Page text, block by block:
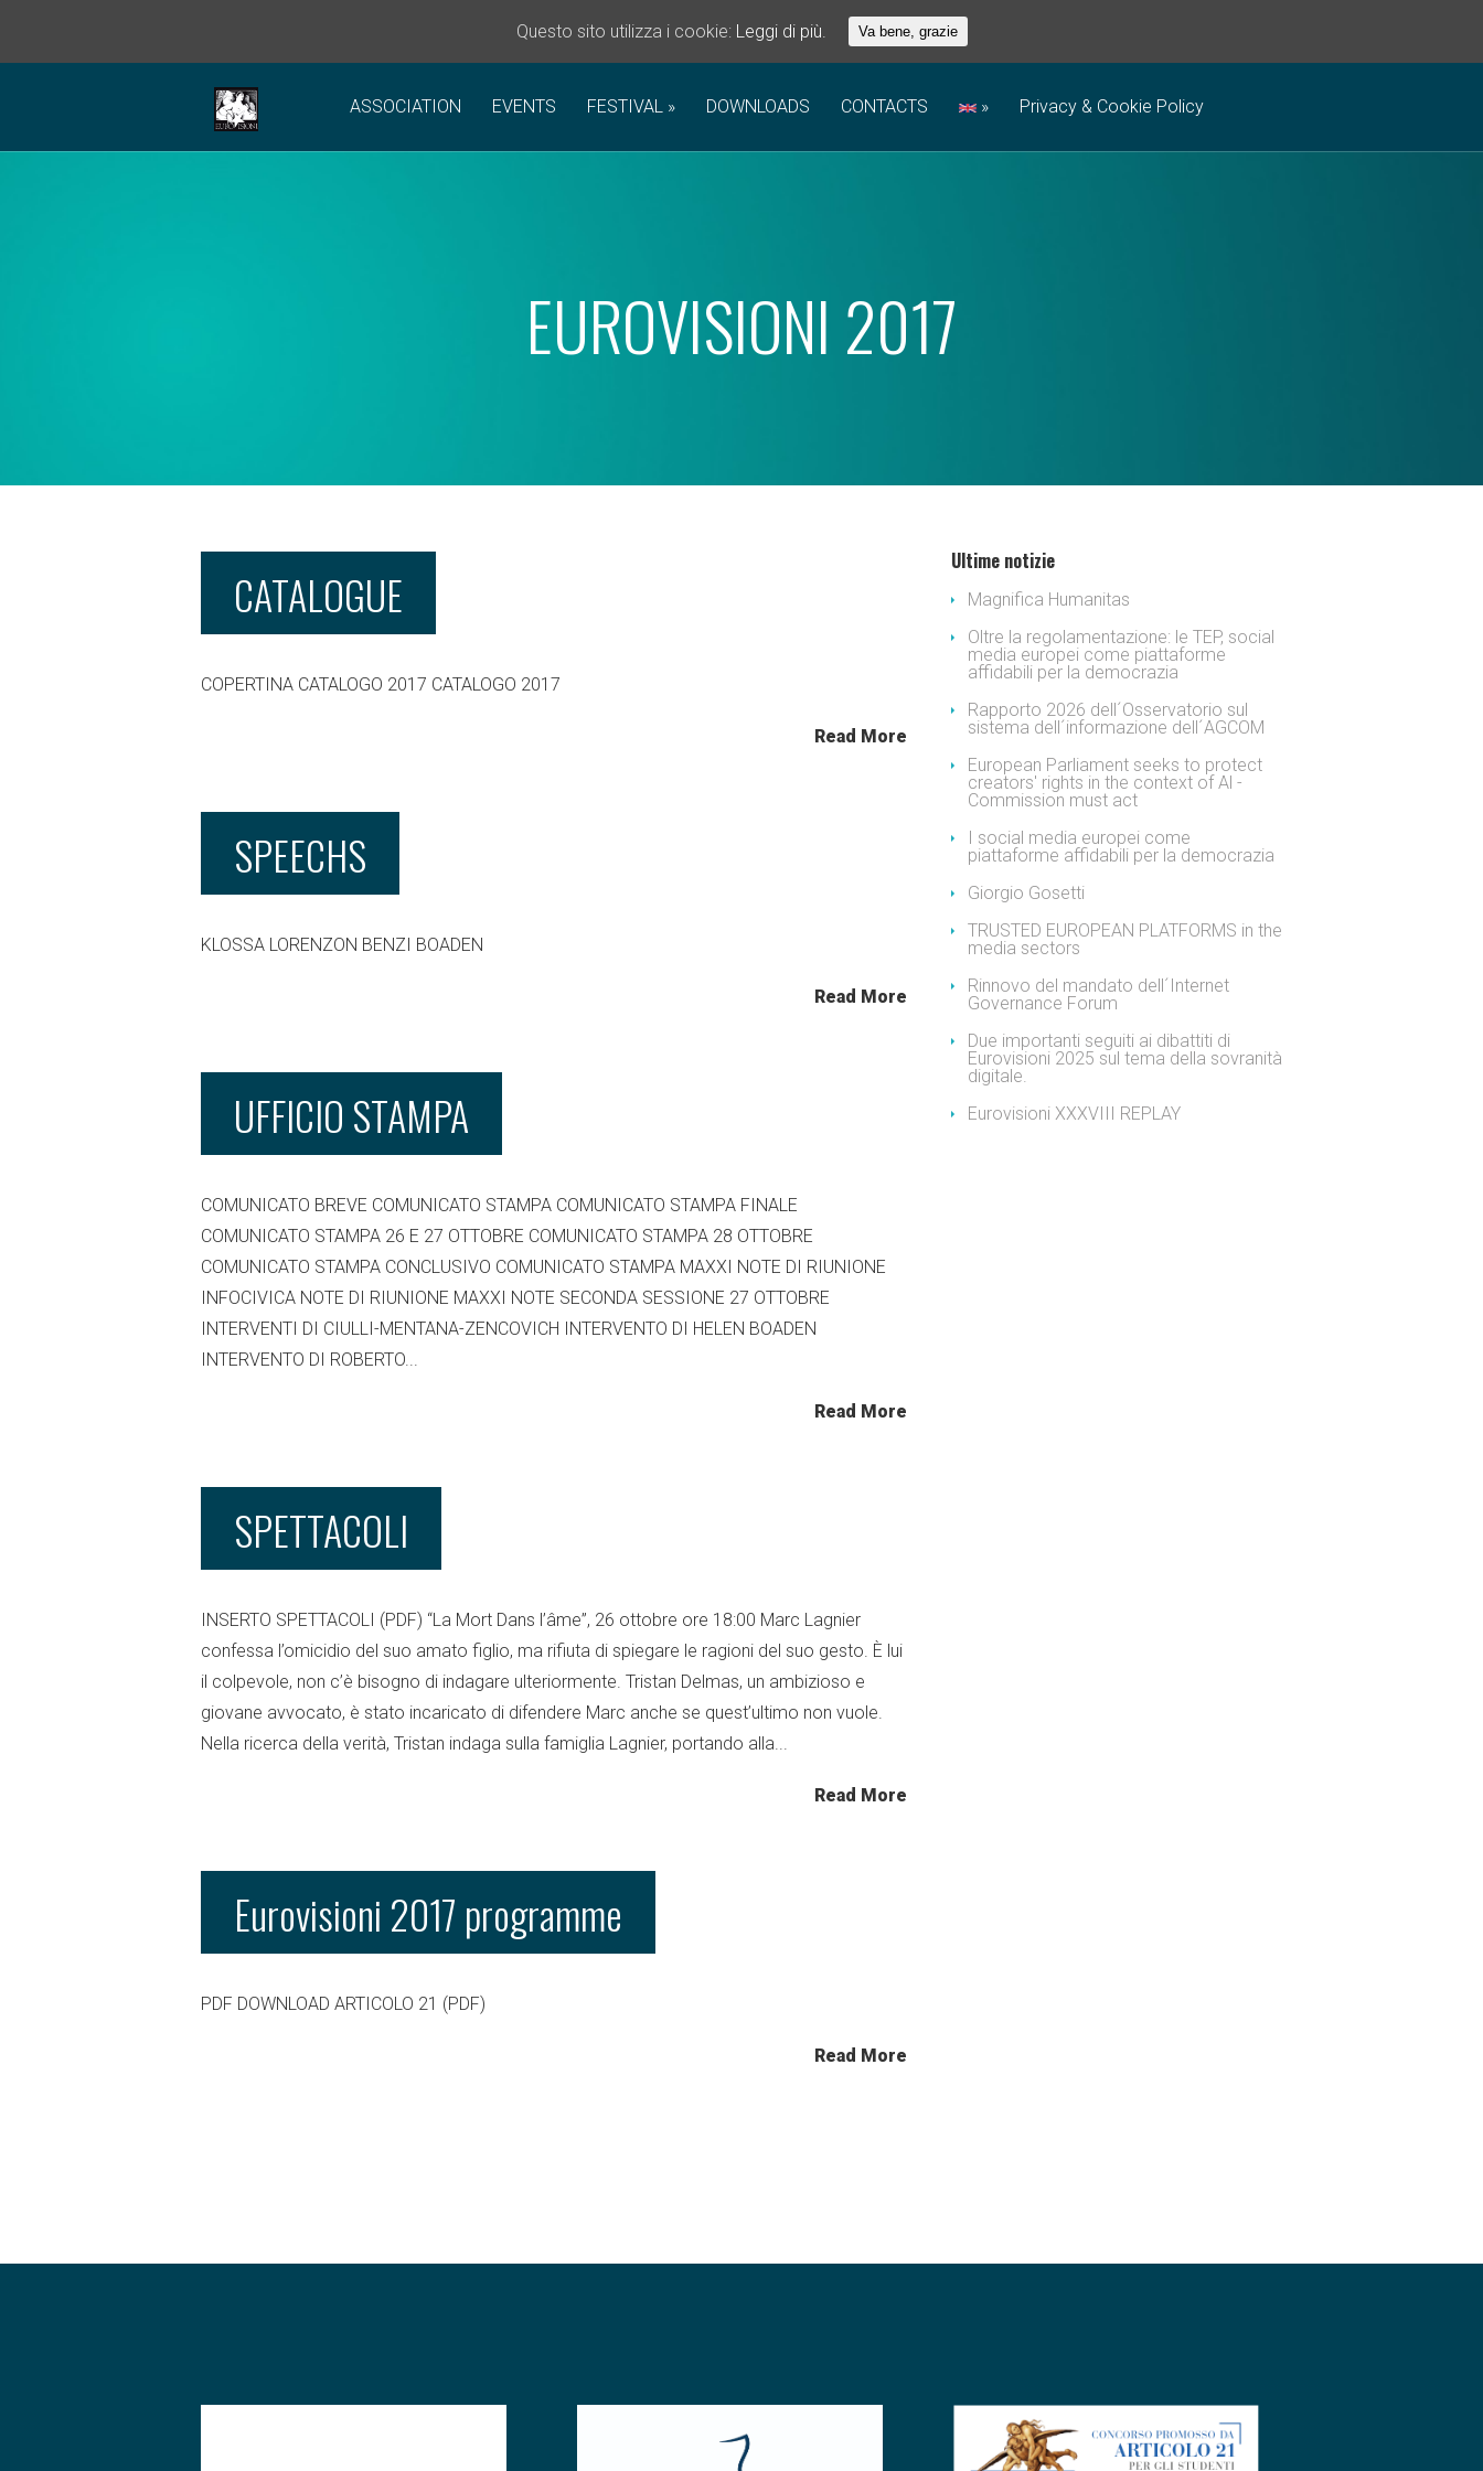
ASSOCIATION EVENTS FESTIVAL DOWNLOADS CONTACTS Privacy & Cookie Policy
EUROVISIONI 2017
CATALOGUE
COPERTINA CATALOGO 2017 CATALOGO 2017
Read More
SPEECHS
KLOSSA LORENZON BENZI BOADEN
Read More
UFFICIO STAMPA
COMUNICATO BREVE COMUNICATO STAMPA COMUNICATO STAMPA FINALE
COMUNICATO STAMPA 26 E 27 OTTOBRE COMUNICATO STAMPA 28 OTTOBRE
COMUNICATO STAMPA CONCLUSIVO COMUNICATO STAMPA MAXXI NOTE DI RIUNIONE
INFOCIVICA NOTE DI RIUNIONE MAXXI NOTE SECONDA SESSIONE 27 OTTOBRE
INTERVENTI DI CIULLI-MENTANA-ZENCOVICH INTERVENTO DI HELEN BOADEN
INTERVENTO DI ROBERTO...
Read More
SPETTACOLI
INSERTO SPETTACOLI (PDF) “La Mort Dans l’âme”, 26 ottobre ore 18:00 Marc Lagnier
confessa l’omicidio del suo amato figlio, ma rifiuta di spiegare le ragioni del suo gesto. È lui
il colpevole, non c’è bisogno di indagare ulteriormente. Tristan Delmas, un ambizioso e
giovane avvocato, è stato incaricato di difendere Marc anche se quest’ultimo non vuole.
Nella ricerca della verità, Tristan indaga sulla famiglia Lagnier, portando alla...
Read More
Eurovisioni 2017 programme
PDF DOWNLOAD ARTICOLO 21 (PDF)
Read More
Ultime notizie
Magnifica Humanitas
Oltre la regolamentazione: le TEP, social
media europei come piattaforme
affidabili per la democrazia
Rapporto 2026 dell´Osservatorio sul
sistema dell´informazione dell´AGCOM
European Parliament seeks to protect
creators' rights in the context of Al -
Commission must act
I social media europei come
piattaforme affidabili per la democrazia
Giorgio Gosetti
TRUSTED EUROPEAN PLATFORMS in the
media sectors
Rinnovo del mandato dell´Internet
Governance Forum
Due importanti seguiti ai dibattiti di
Eurovisioni 2025 sul tema della sovranità
digitale.
Eurovisioni XXXVIII REPLAY
Questo sito utilizza i cookie: Leggi di più. Va bene, grazie